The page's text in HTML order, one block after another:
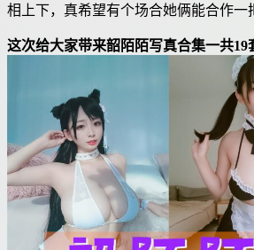
相上下，真希望有个场合她俩能合作一
这次给大家带来韶陌陌写真合集一共19